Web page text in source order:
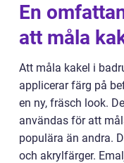
En
att måla
Att måla kakel i
applicerar färg på
en ny, fräsch look.
användas för att
populära än andra.
och akrylfärger.